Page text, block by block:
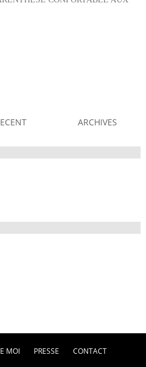
ARCHIVES
MOI PRESSE CONTACT